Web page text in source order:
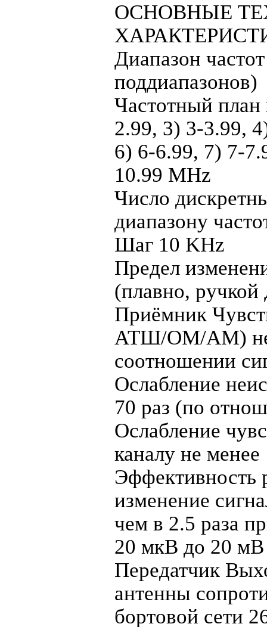
ОСНОВНЫЕ
Диапазон
поддиапазонов)
Частотный план
2.99, 3) 3-3.99,
6) 6-6.99, 7) 7-
10.99 MHz
Число
диапазону
Шаг 10 KHz
Предел
(плавно,
Приёмник
АТШ/ОМ/АМ) не
соотношении
Ослабление
70 раз (по
Ослабление
каналу не
Эффективность
изменение
чем в 2.5 раза
20 мкВ до 20 мВ
Передатчик
антенны
бортовой сети